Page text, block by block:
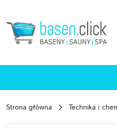
Strona główna Technika i